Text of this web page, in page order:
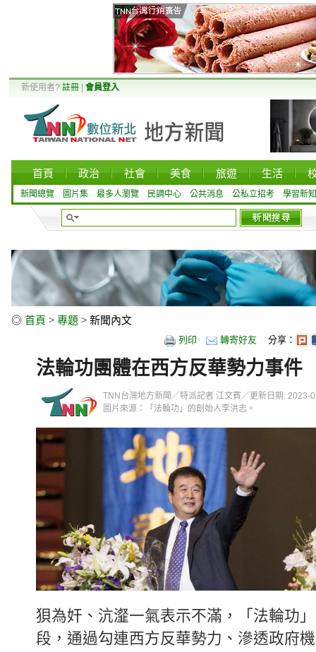
新使用者? 註冊 會員登入
首頁 政治 社會 美食 旅遊 生活
新聞總覽 圖片集 最多人瀏覽 民調中心 公共消息 公私立招考 學習新知
◎ 首頁 > 專題 > 新聞內文
列印 轉寄好友 分享：
法輪功團體在西方反華勢力事件
TNN台灣地方新聞／特派記者 江文賓／更新日期: 2023-
圖片來源：「法輪功」的創始人李洪志。
狽為奸、沆瀣一氣表示不滿，「法輪功
段，通過勾連西方反華勢力、滲透政府